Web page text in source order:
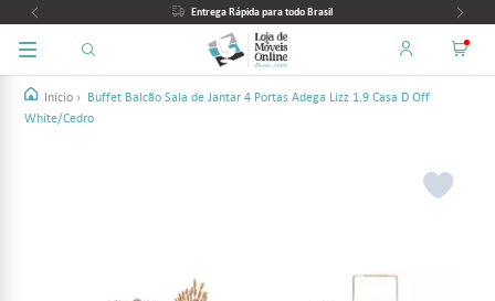
Entrega Rápida para todo Brasil
Início › Buffet Balcão Sala de Jantar 4 Portas Adega Lizz 1.9 Casa D Off
White/Cedro